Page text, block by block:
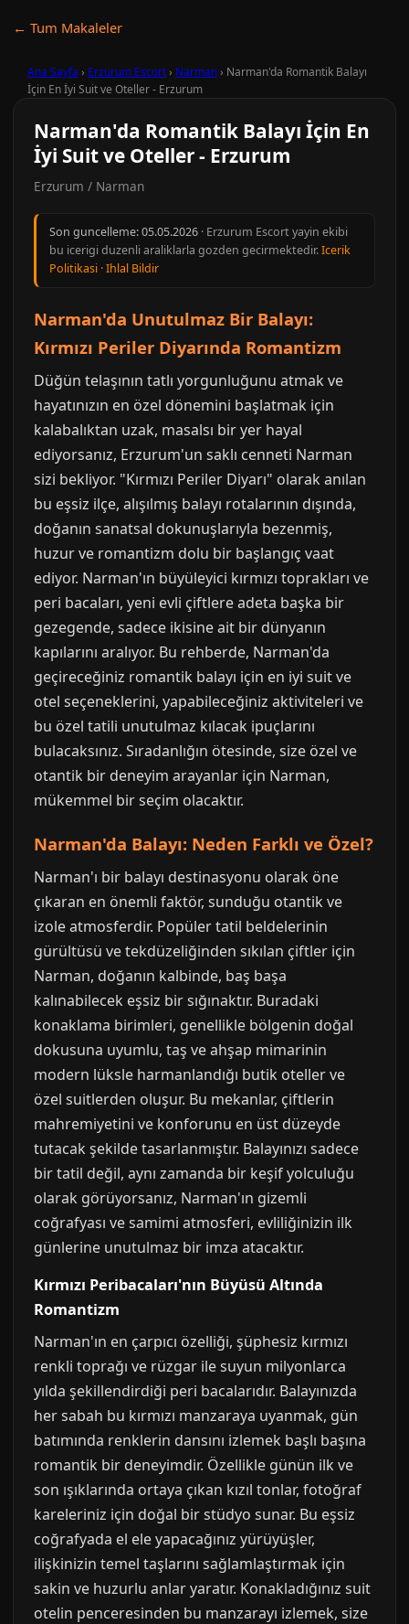
← Tum Makaleler
Ana Sayfa › Erzurum Escort› Narman› Narman'da Romantik Balayı
İçin En İyi Suit ve Oteller - Erzurum
Narman'da Romantik Balayı İçin En
İyi Suit ve Oteller - Erzurum
Erzurum / Narman
Son guncelleme:05.05.2026 · Erzurum Escort yayin ekibi
bu icerigi duzenli araliklarla gozden gecirmektedir.Icerik
Politikasi ·Ihlal Bildir
Narman'da Unutulmaz Bir Balayı:
Kırmızı Periler Diyarında Romantizm
Düğün telaşının tatlı yorgunluğunu atmak ve
hayatınızın en özel dönemini başlatmak için
kalabalıktan uzak, masalsı bir yer hayal
ediyorsanız, Erzurum'un saklı cenneti Narman
sizi bekliyor. "Kırmızı Periler Diyarı" olarak anılan
bu eşsiz ilçe, alışılmış balayı rotalarının dışında,
doğanın sanatsal dokunuşlarıyla bezenmiş,
huzur ve romantizm dolu bir başlangıç vaat
ediyor. Narman'ın büyüleyici kırmızı toprakları ve
peri bacaları, yeni evli çiftlere adeta başka bir
gezegende, sadece ikisine ait bir dünyanın
kapılarını aralıyor. Bu rehberde, Narman'da
geçireceğiniz romantik balayı için en iyi suit ve
otel seçeneklerini, yapabileceğiniz aktiviteleri ve
bu özel tatili unutulmaz kılacak ipuçlarını
bulacaksınız. Sıradanlığın ötesinde, size özel ve
otantik bir deneyim arayanlar için Narman,
mükemmel bir seçim olacaktır.
Narman'da Balayı: Neden Farklı ve Özel?
Narman'ı bir balayı destinasyonu olarak öne
çıkaran en önemli faktör, sunduğu otantik ve
izole atmosferdir. Popüler tatil beldelerinin
gürültüsü ve tekdüzeliğinden sıkılan çiftler için
Narman, doğanın kalbinde, baş başa
kalınabilecek eşsiz bir sığınaktır. Buradaki
konaklama birimleri, genellikle bölgenin doğal
dokusuna uyumlu, taş ve ahşap mimarinin
modern lüksle harmanlandığı butik oteller ve
özel suitlerden oluşur. Bu mekanlar, çiftlerin
mahremiyetini ve konforunu en üst düzeyde
tutacak şekilde tasarlanmıştır. Balayınızı sadece
bir tatil değil, aynı zamanda bir keşif yolculuğu
olarak görüyorsanız, Narman'ın gizemli
coğrafyası ve samimi atmosferi, evliliğinizin ilk
günlerine unutulmaz bir imza atacaktır.
Kırmızı Peribacaları'nın Büyüsü Altında
Romantizm
Narman'ın en çarpıcı özelliği, şüphesiz kırmızı
renkli toprağı ve rüzgar ile suyun milyonlarca
yılda şekillendirdiği peri bacalarıdır. Balayınızda
her sabah bu kırmızı manzaraya uyanmak, gün
batımında renklerin dansını izlemek başlı başına
romantik bir deneyimdir. Özellikle günün ilk ve
son ışıklarında ortaya çıkan kızıl tonlar, fotoğraf
kareleriniz için doğal bir stüdyo sunar. Bu eşsiz
coğrafyada el ele yapacağınız yürüyüşler,
ilişkinizin temel taşlarını sağlamlaştırmak için
sakin ve huzurlu anlar yaratır. Konakladığınız suit
otelin penceresinden bu manzarayı izlemek, size